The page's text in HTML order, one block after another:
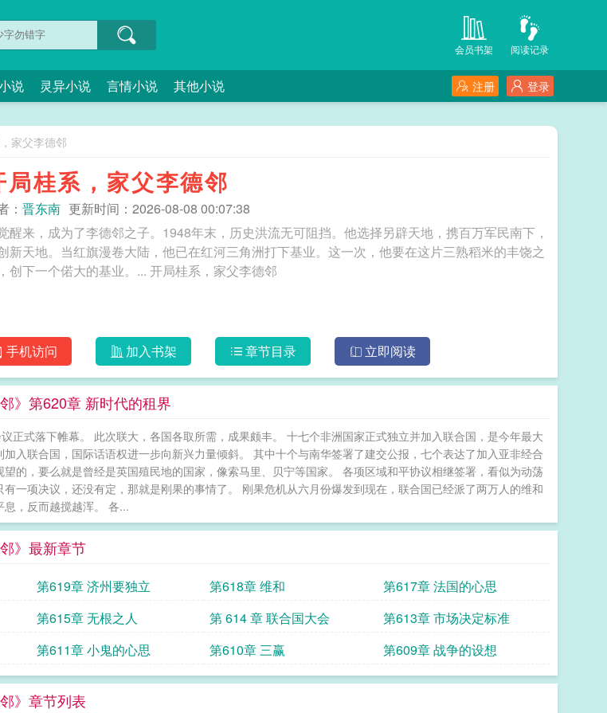
阅读记录
会员书架
说 灵异小说 言情小说 其他小说 登录
注册
家父李德邻
局桂系，家父李德邻
： 晋东南 更新时间：2026-08-08 00:07:38
醒来，成为了李德邻之子。1948年末，历史洪流无可阻挡。他选择另辟天地，携百万军民南下，
新天地。当红旗漫卷大陆，他已在红河三角洲打下基业。这一次，他要在这片三熟稻米的丰饶之
地，创下一个偌大的基业。... 开局桂系，家父李德邻
手机访问 加入书架 章节目录 立即阅读
》第620章 新时代的租界
正式落下帷幕。 此次联大，各国各取所需，成果颇丰。 十七个非洲国家正式独立并加入联合国，是今年最大
入联合国，国际话语权进一步向新兴力量倾斜。 其中十个与南华签署了建交公报，七个表达了加入亚非经合
的，要么就是曾经是英国殖民地的国家，像索马里、贝宁等国家。 各项区域和平协议相继签署，看似为动荡
一项决议，还没有定，那就是刚果的事情了。 刚果危机从六月份爆发到现在，联合国已经派了两万人的维和
，反而越搅越浑。 各...
》最新章节
第619章 济州要独立 第618章 维和
第617章 法国的心思
第615章 无根之人 第 614 章 联合国大会
第613章 市场决定标准
第611章 小鬼的心思 第610章 三赢 第609章 战争的设想
》章节列表